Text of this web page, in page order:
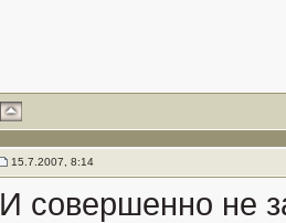
15.7.2007, 8:14
И совершенно не